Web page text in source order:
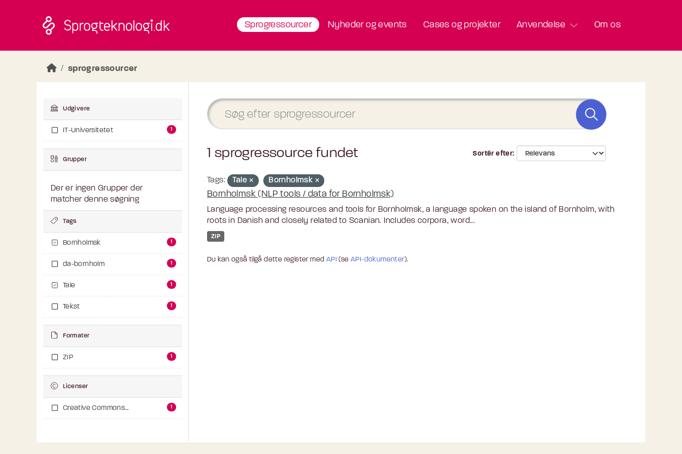
Sprogressourcer Nyheder og events Cases og projekter Anvendelse Om os
sprogressourcer
Udgivere
IT-Universitetet 1
Grupper
Der er ingen Grupper der
matcher denne søgning
Tags
Bornholmsk 1
da-bornholm 1
Tale 1
Tekst 1
Formater
ZIP 1
Licenser
Creative Commons... 1
Sortér efter
1 sprogressource fundet
Tags: Tale Bornholmsk
Bornholmsk (NLP tools / data for Bornholmsk)
Language processing resources and tools for Bornholmsk, a language spoken on the island of Bornholm, with
roots in Danish and closely related to Scanian. Includes corpora, word...
ZIP
Du kan også tilgå dette register med API (seAPI-dokumenter).